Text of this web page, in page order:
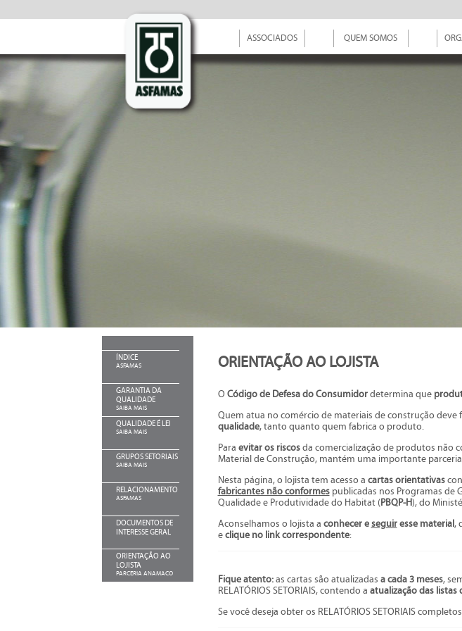
ASSOCIADOS QUEM SOMOS
ÍNDICE
ASFAMAS
GARANTIA DA
QUALIDADE
SAIBA MAIS
QUALIDADE É LEI
SAIBA MAIS
GRUPOS SETORIAIS
SAIBA MAIS
RELACIONAMENTO
ASFAMAS
DOCUMENTOS DE
INTERESSE GERAL
ORIENTAÇÃO AO
LOJISTA
PARCERIA ANAMACO
ORIENTAÇÃO AO LOJISTA
O Código de Defesa do Consumidordetermina que
Quem atua no comércio de materiais de construção deve
qualidade, tanto quanto quem fabrica o produto.
Para evitar os riscosda comercialização de produtos não
Material de Construção, mantém uma importante
Nesta página, o lojista tem acesso a cartas orientativas
fabricantes não conformespublicadas nos Programas de
Qualidade e Produtividade do Habitat (PBQP-H), do
Aconselhamos o lojista a conhecer eseguiresse material,
eclique no link correspondente:
Fique atento:as cartas são atualizadas a cada 3 meses,
RELATÓRIOS SETORIAIS, contendo a atualização das listas
Se você deseja obter os RELATÓRIOS SETORIAIS